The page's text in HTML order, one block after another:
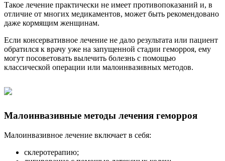
Такое лечение практически не имеет противопоказаний и, в
отличие от многих медикаментов, может быть рекомендовано
даже кормящим женщинам.
Если консервативное лечение не дало результата или пациент
обратился к врачу уже на запущенной стадии геморроя, ему
могут посоветовать вылечить болезнь с помощью
классической операции или малоинвазивных методов.
Малоинвазивные методы лечения геморроя
Малоинвазивное лечение включает в себя:
склеротерапию;